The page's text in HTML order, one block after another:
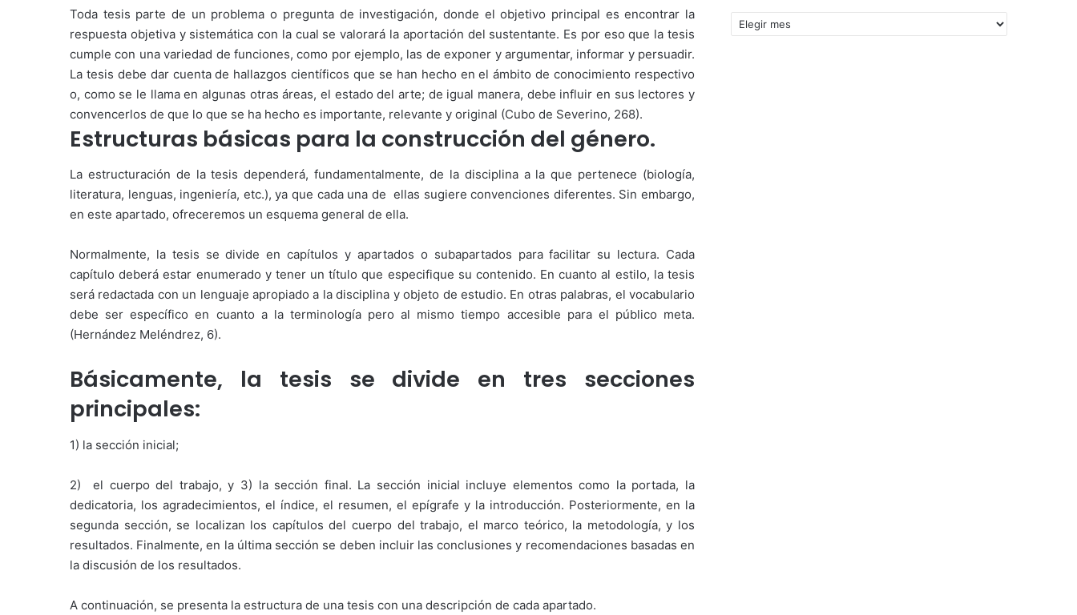
Toda tesis parte de un problema o pregunta de investigación, donde el objetivo principal es encontrar la
respuesta objetiva y sistemática con la cual se valorará la aportación del sustentante. Es por eso que la tesis
cumple con una variedad de funciones, como por ejemplo, las de exponer y argumentar, informar y persuadir.
La tesis debe dar cuenta de hallazgos científicos que se han hecho en el ámbito de conocimiento respectivo
o, como se le llama en algunas otras áreas, el estado del arte; de igual manera, debe influir en sus lectores y
convencerlos de que lo que se ha hecho es importante, relevante y original (Cubo de Severino, 268).
Estructuras básicas para la construcción del género.
La estructuración de la tesis dependerá, fundamentalmente, de la disciplina a la que pertenece (biología,
literatura, lenguas, ingeniería, etc.), ya que cada una de ellas sugiere convenciones diferentes. Sin embargo,
en este apartado, ofreceremos un esquema general de ella.
Normalmente, la tesis se divide en capítulos y apartados o subapartados para facilitar su lectura. Cada
capítulo deberá estar enumerado y tener un título que especifique su contenido. En cuanto al estilo, la tesis
será redactada con un lenguaje apropiado a la disciplina y objeto de estudio. En otras palabras, el vocabulario
debe ser específico en cuanto a la terminología pero al mismo tiempo accesible para el público meta.
(Hernández Meléndrez, 6).
Básicamente, la tesis se divide en tres secciones
principales:
1) la sección inicial;
2) el cuerpo del trabajo, y 3) la sección final. La sección inicial incluye elementos como la portada, la
dedicatoria, los agradecimientos, el índice, el resumen, el epígrafe y la introducción. Posteriormente, en la
segunda sección, se localizan los capítulos del cuerpo del trabajo, el marco teórico, la metodología, y los
resultados. Finalmente, en la última sección se deben incluir las conclusiones y recomendaciones basadas en
la discusión de los resultados.
A continuación, se presenta la estructura de una tesis con una descripción de cada apartado.
Archivos